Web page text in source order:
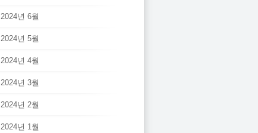
2024년 6월
2024년 5월
2024년 4월
2024년 3월
2024년 2월
2024년 1월